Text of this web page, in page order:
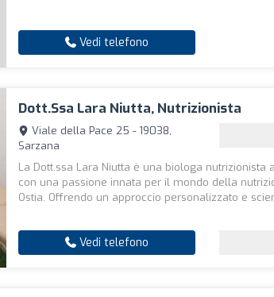
Vedi telefono
Dott.ssa Lara Niutta, Nutrizionista
Viale della Pace 25 - 19038,
Sarzana
La Dott.ssa Lara Niutta è una biologa nutrizionista
con una passione innata per il mondo della
Ostia. Offrendo un approccio personalizzato e
Vedi telefono